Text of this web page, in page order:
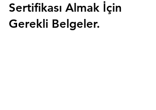
Sertifikası Almak İçin
Gerekli Belgeler.